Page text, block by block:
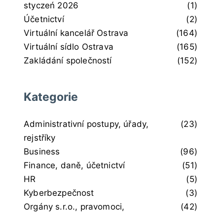
styczeń 2026
(1)
Účetnictví
(2)
Virtuální kancelář Ostrava
(164)
Virtuální sídlo Ostrava
(165)
Zakládání společností
(152)
Kategorie
Administrativní postupy, úřady,
rejstříky
(23)
Business
(96)
Finance, daně, účetnictví
(51)
HR
(5)
Kyberbezpečnost
(3)
Orgány s.r.o., pravomoci,
(42)